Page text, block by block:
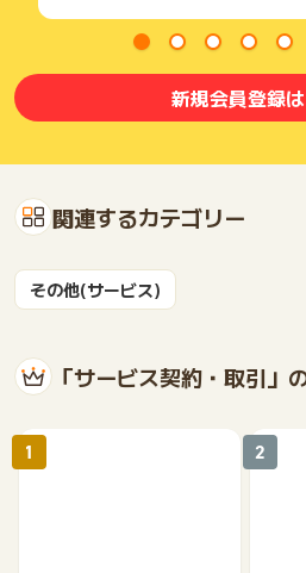
新規会員登録
関連するカテゴリー
その他(サービス)
「サービス契約・取引」
1 2